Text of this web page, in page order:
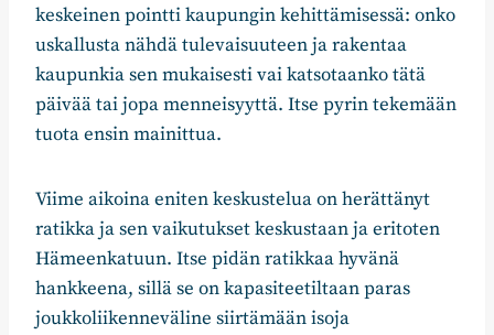
keskeinen pointti kaupungin kehittämisessä: onko
uskallusta nähdä tulevaisuuteen ja rakentaa
kaupunkia sen mukaisesti vai katsotaanko tätä
päivää tai jopa menneisyyttä. Itse pyrin tekemään
tuota ensin mainittua.
Viime aikoina eniten keskustelua on herättänyt
ratikka ja sen vaikutukset keskustaan ja eritoten
Hämeenkatuun. Itse pidän ratikkaa hyvänä
hankkeena, sillä se on kapasiteetiltaan paras
joukkoliikenneväline siirtämään isoja